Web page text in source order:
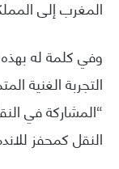
المغرب إلى
وفي كلمة له بهذه
التجربة الغنية
“المشاركة في
النقل كمحفز